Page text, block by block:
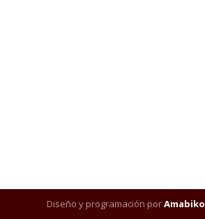
Diseño y programación porAmabiko